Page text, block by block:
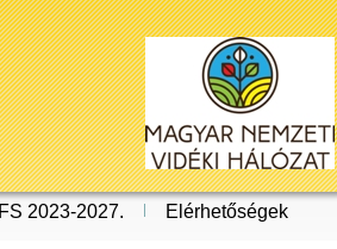
2023-2027. Elérhetőségek